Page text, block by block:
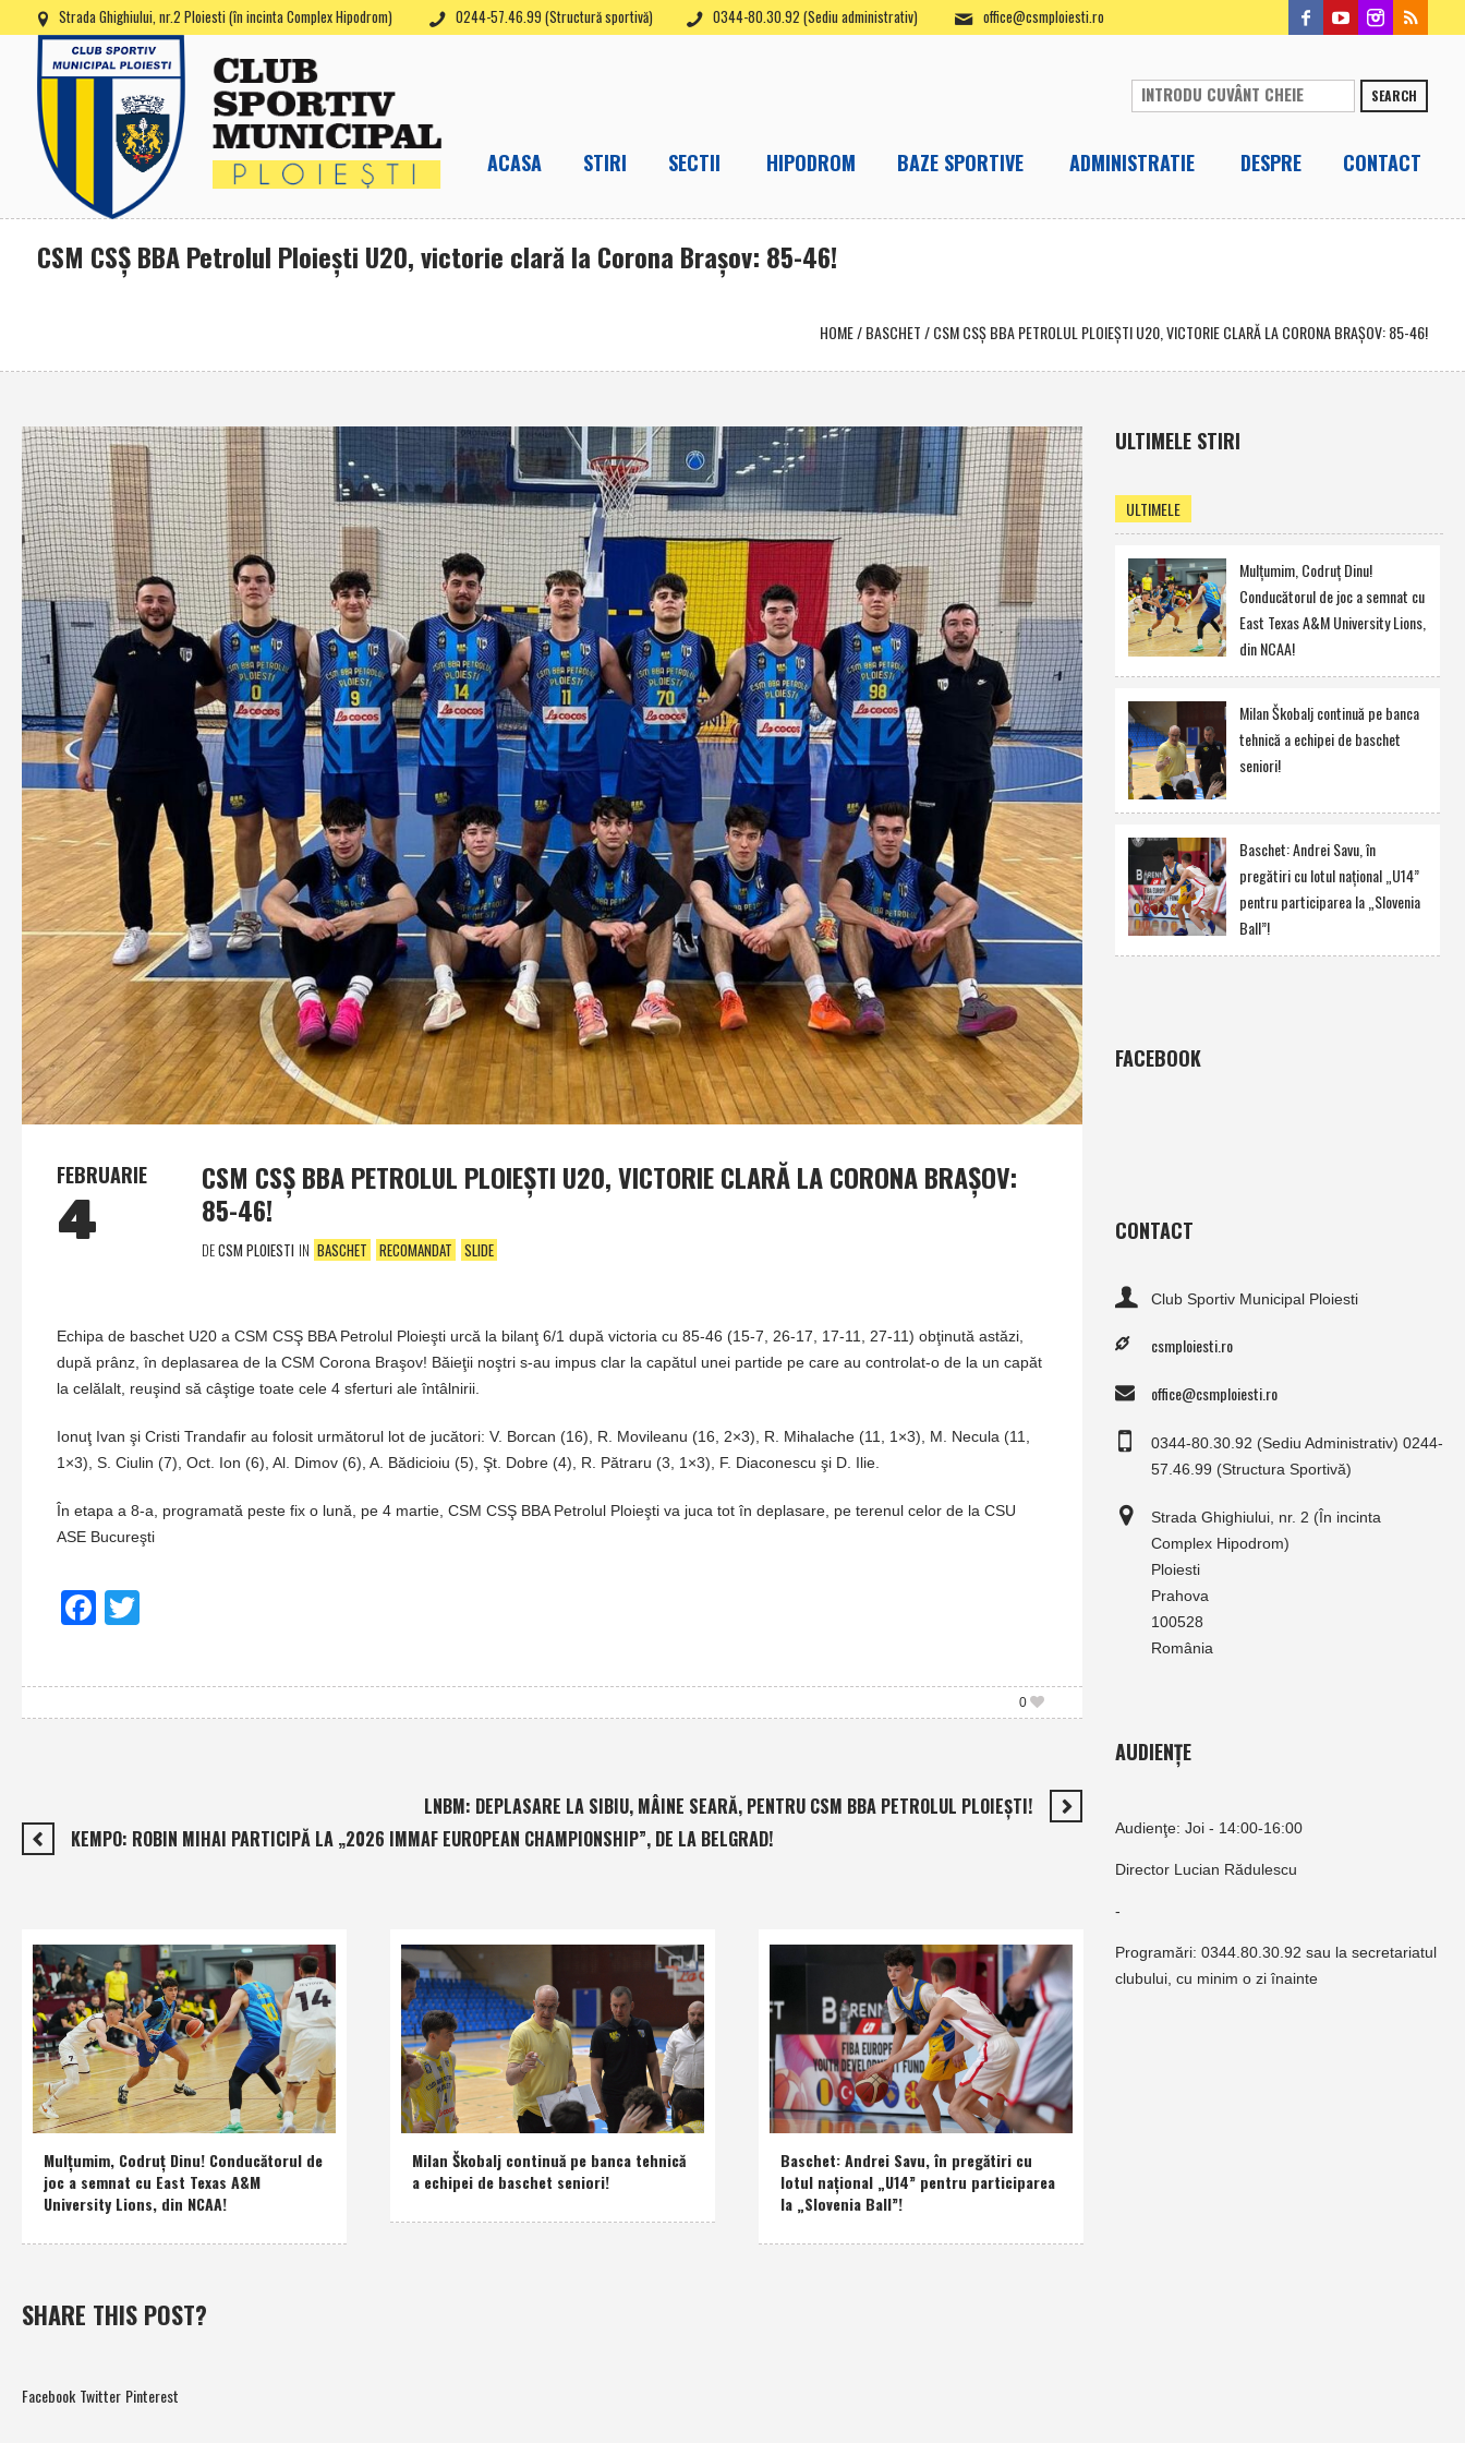
Strada Ghighiului, nr.2 Ploiesti (în incinta Complex Hipodrom) 0244-57.46.99 (Structură sportivă) 0344-80.30.92 (Sediu administrativ) office@csmploiesti.ro
SEARCH
ACASA STIRI SECTII HIPODROM BAZE SPORTIVE ADMINISTRATIE DESPRE CONTACT
CSM CSŞ BBA Petrolul Ploieşti U20, victorie clară la Corona Braşov: 85-46!
HOME/BASCHET /CSM CSŞ BBA PETROLUL PLOIEŞTI U20, VICTORIE CLARĂ LA CORONA BRAŞOV: 85-46!
FEBRUARIE
4
CSM CSŞ BBA PETROLUL PLOIEŞTI U20, VICTORIE CLARĂ LA CORONA BRAŞOV:
85-46!
DECSM PLOIESTI IN BASCHET RECOMANDAT SLIDE
Echipa de baschet U20 a CSM CSŞ BBA Petrolul Ploieşti urcă la bilanţ 6/1 după victoria cu 85-46 (15-7, 26-17, 17-11, 27-11) obţinută astăzi,
după prânz, în deplasarea de la CSM Corona Braşov! Băieţii noştri s-au impus clar la capătul unei partide pe care au controlat-o de la un capăt
la celălalt, reuşind să câştige toate cele 4 sferturi ale întâlnirii.
Ionuţ Ivan şi Cristi Trandafir au folosit următorul lot de jucători: V. Borcan (16), R. Movileanu (16, 2×3), R. Mihalache (11, 1×3), M. Necula (11,
1×3), S. Ciulin (7), Oct. Ion (6), Al. Dimov (6), A. Bădicioiu (5), Şt. Dobre (4), R. Pătraru (3, 1×3), F. Diaconescu şi D. Ilie.
În etapa a 8-a, programată peste fix o lună, pe 4 martie, CSM CSŞ BBA Petrolul Ploieşti va juca tot în deplasare, pe terenul celor de la CSU
ASE Bucureşti
Facebook
0
LNBM: DEPLASARE LA SIBIU, MÂINE SEARĂ, PENTRU CSM BBA PETROLUL PLOIEŞTI!
KEMPO: ROBIN MIHAI PARTICIPĂ LA „2026 IMMAF EUROPEAN CHAMPIONSHIP”, DE LA BELGRAD!
Mulţumim, Codruţ Dinu! Conducătorul de
joc a semnat cu East Texas A&M
University Lions, din NCAA!
Milan Škobalj continuă pe banca tehnică
a echipei de baschet seniori!
Baschet: Andrei Savu, în pregătiri cu
lotul naţional „U14” pentru participarea
la „Slovenia Ball”!
SHARE THIS POST?
Facebook Twitter Pinterest
ULTIMELE STIRI
ULTIMELE
Mulţumim, Codruţ Dinu!
Conducătorul de joc a semnat cu
East Texas A&M University Lions,
din NCAA!
Milan Škobalj continuă pe banca
tehnică a echipei de baschet
seniori!
Baschet: Andrei Savu, în
pregătiri cu lotul naţional „U14”
pentru participarea la „Slovenia
Ball”!
FACEBOOK
CONTACT
Club Sportiv Municipal Ploiesti
csmploiesti.ro
office@csmploiesti.ro
0344-80.30.92 (Sediu Administrativ) 0244-
57.46.99 (Structura Sportivă)
Strada Ghighiului, nr. 2 (În incinta
Complex Hipodrom)
Ploiesti
Prahova
100528
România
AUDIENȚE
Audienţe: Joi - 14:00-16:00
Director Lucian Rădulescu
-
Programări: 0344.80.30.92 sau la secretariatul
clubului, cu minim o zi înainte